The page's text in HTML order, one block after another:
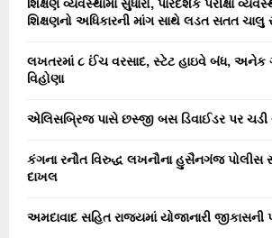
શિક્ષણ વ્યવસ્થામાં સુધારો, પારદર્શક પરીક્ષા
શિક્ષણનો અધિકારની માંગ સાથે લડત સતત ચાલુ
લખતરમાં ૮ ઈંચ વરસાદ, સ્ટેટ હાઇવે બંધ, અનેક
વિહોણા
એલિસબ્રિજ પાસે છસ્જી બસ ડિવાઈડર પર
કંગના રનૌત વિરુદ્ધ લખનૌના હુસૈનગંજ પોલીસ
દાખલ
અમદાવાદ સહિત રાજ્યમાં યોજાનારી જીકાસની